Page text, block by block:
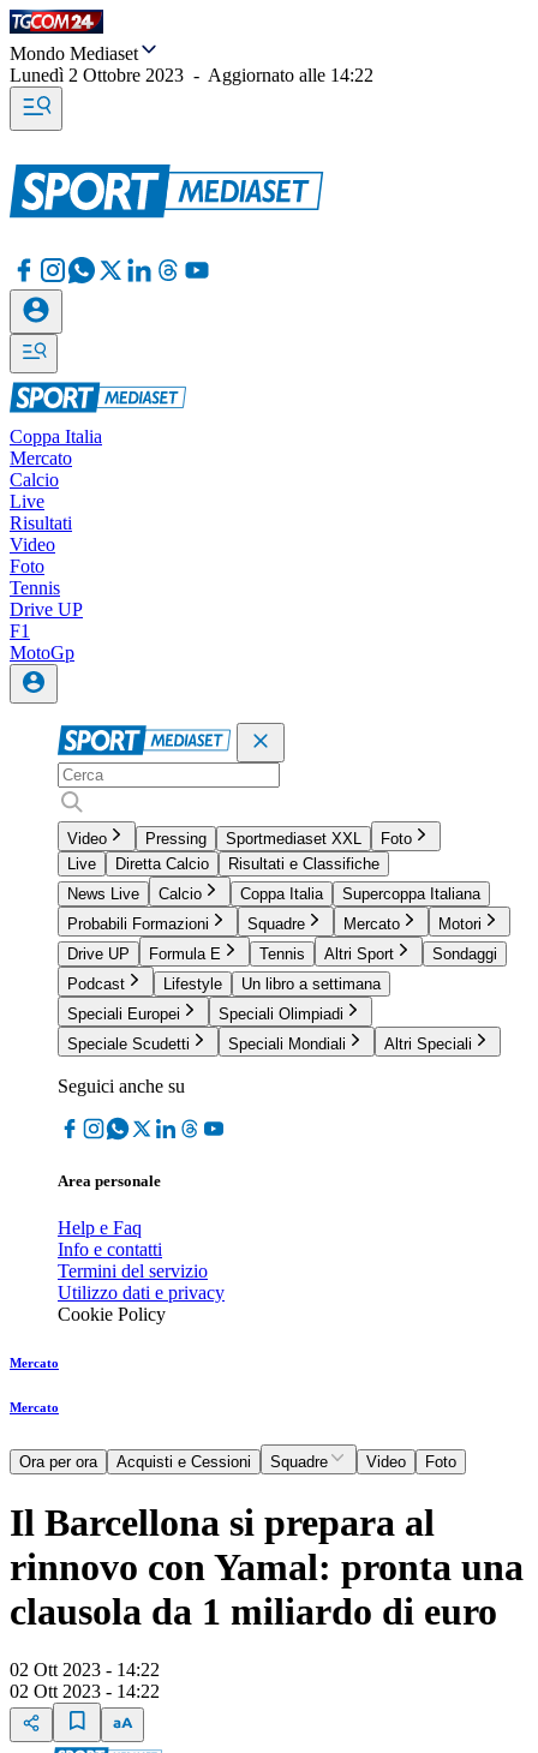
Mondo Mediaset
Lunedì 2 Ottobre 2023 - Aggiornato alle 14:22
Coppa Italia
Mercato
Calcio
Live
Risultati
Video
Foto
Tennis
Drive UP
F1
MotoGp
Video Pressing Sportmediaset XXL
Foto
Live
Diretta Calcio
Risultati e Classifiche
News Live
Calcio Coppa Italia
Supercoppa Italiana
Probabili Formazioni
Squadre Mercato
Motori
Drive UP
Formula E Tennis Altri Sport
Sondaggi
Podcast
Lifestyle
Un libro a settimana
Speciali Europei
Speciali Olimpiadi
Speciale Scudetti
Speciali Mondiali Altri Speciali
Seguici anche su
Area personale
Help e Faq
Info e contatti
Termini del servizio
Utilizzo dati e privacy
Cookie Policy
Mercato
Mercato
Ora per ora Acquisti e Cessioni Squadre Video Foto
Il Barcellona si prepara al
rinnovo con Yamal: pronta una
clausola da 1 miliardo di euro
02 Ott 2023 - 14:22
02 Ott 2023 - 14:22